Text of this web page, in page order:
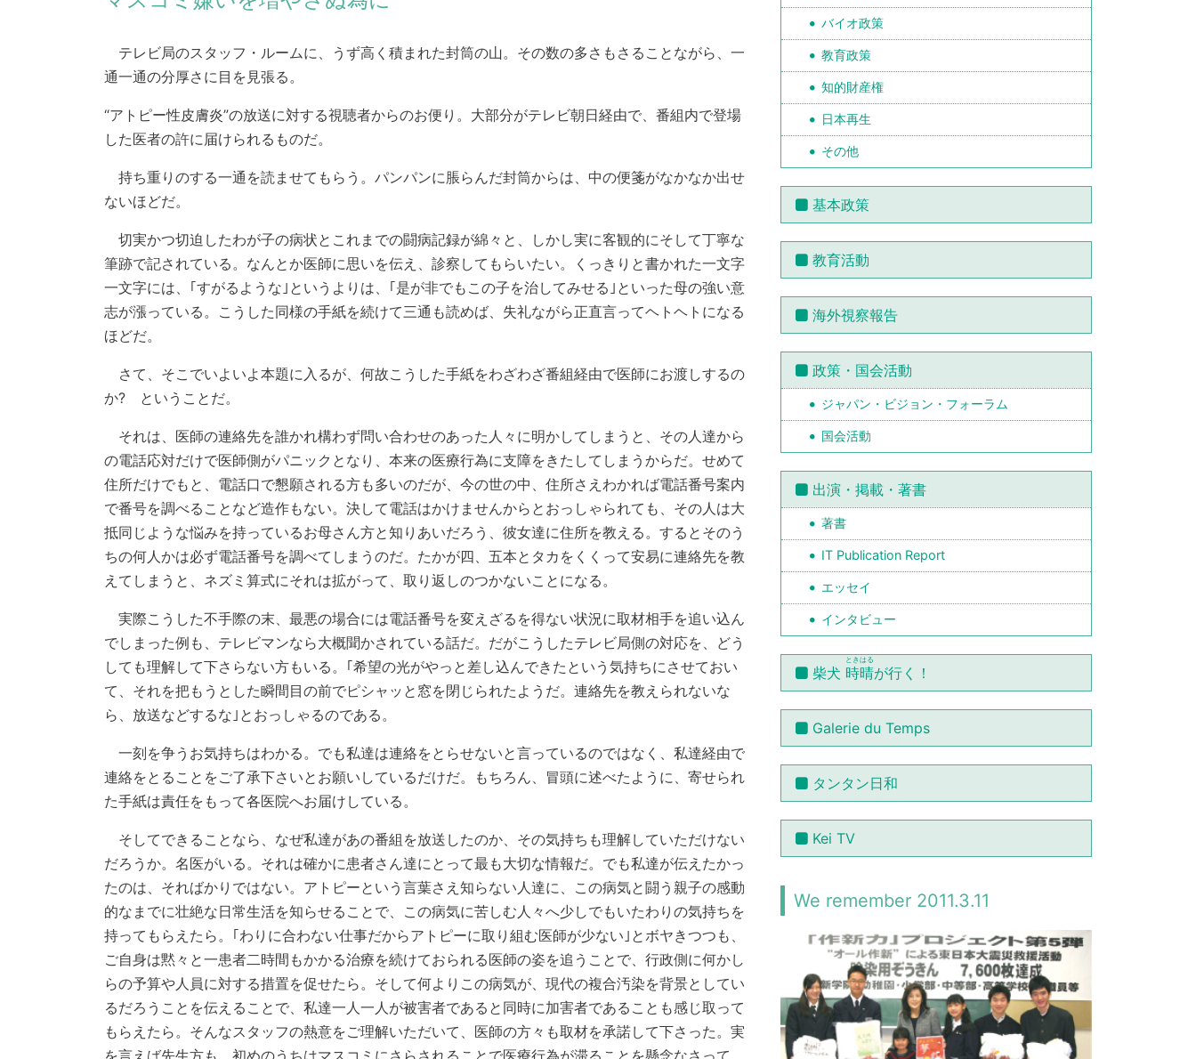
テレビ局のスタッフ・ルームに、うず高く積まれた封筒の山。その数の多さもさることながら、一
通一通の分厚さに目を見張る。
“アトピー性皮膚炎”の放送に対する視聴者からのお便り。大部分がテレビ朝日経由で、番組内で登場
した医者の許に届けられるものだ。
持ち重りのする一通を読ませてもらう。パンパンに脹らんだ封筒からは、中の便箋がなかなか出せ
ないほどだ。
切実かつ切迫したわが子の病状とこれまでの闘病記録が綿々と、しかし実に客観的にそして丁寧な
筆跡で記されている。なんとか医師に思いを伝え、診察してもらいたい。くっきりと書かれた一文字
一文字には、｢すがるような｣というよりは、｢是が非でもこの子を治してみせる｣といった母の強い意
志が漲っている。こうした同様の手紙を続けて三通も読めば、失礼ながら正直言ってヘトヘトになる
ほどだ。
さて、そこでいよいよ本題に入るが、何故こうした手紙をわざわざ番組経由で医師にお渡しするの
か? ということだ。
それは、医師の連絡先を誰かれ構わず問い合わせのあった人々に明かしてしまうと、その人達から
の電話応対だけで医師側がパニックとなり、本来の医療行為に支障をきたしてしまうからだ。せめて
住所だけでもと、電話口で懇願される方も多いのだが、今の世の中、住所さえわかれば電話番号案内
で番号を調べることなど造作もない。決して電話はかけませんからとおっしゃられても、その人は大
抵同じような悩みを持っているお母さん方と知りあいだろう、彼女達に住所を教える。するとそのう
ちの何人かは必ず電話番号を調べてしまうのだ。たかが四、五本とタカをくくって安易に連絡先を教
えてしまうと、ネズミ算式にそれは拡がって、取り返しのつかないことになる。
実際こうした不手際の末、最悪の場合には電話番号を変えざるを得ない状況に取材相手を追い込ん
でしまった例も、テレビマンなら大概聞かされている話だ。だがこうしたテレビ局側の対応を、どう
しても理解して下さらない方もいる。｢希望の光がやっと差し込んできたという気持ちにさせておい
て、それを把もうとした瞬間目の前でピシャッと窓を閉じられたようだ。連絡先を教えられないな
ら、放送などするな｣とおっしゃるのである。
一刻を争うお気持ちはわかる。でも私達は連絡をとらせないと言っているのではなく、私達経由で
連絡をとることをご了承下さいとお願いしているだけだ。もちろん、冒頭に述べたように、寄せられ
た手紙は責任をもって各医院へお届けしている。
そしてできることなら、なぜ私達があの番組を放送したのか、その気持ちも理解していただけない
だろうか。名医がいる。それは確かに患者さん達にとって最も大切な情報だ。でも私達が伝えたかっ
たのは、そればかりではない。アトピーという言葉さえ知らない人達に、この病気と闘う親子の感動
的なまでに壮絶な日常生活を知らせることで、この病気に苦しむ人々へ少しでもいたわりの気持ちを
持ってもらえたら。｢わりに合わない仕事だからアトピーに取り組む医師が少ない｣とボヤきつつも、
ご自身は黙々と一患者二時間もかかる治療を続けておられる医師の姿を追うことで、行政側に何かし
らの予算や人員に対する措置を促せたら。そして何よりこの病気が、現代の複合汚染を背景としてい
るだろうことを伝えることで、私達一人一人が被害者であると同時に加害者であることも感じ取って
もらえたら。そんなスタッフの熱意をご理解いただいて、医師の方々も取材を承諾して下さった。実
バイオ政策
教育政策
知的財産権
日本再生
その他
基本政策
教育活動
海外視察報告
政策・国会活動
ジャパン・ビジョン・フォーラム
国会活動
出演・掲載・著書
著書
IT Publication Report
エッセイ
インタビュー
柴犬 時晴
ときはる
が行く！
Galerie du Temps
タンタン日和
Kei TV
We remember 2011.3.11